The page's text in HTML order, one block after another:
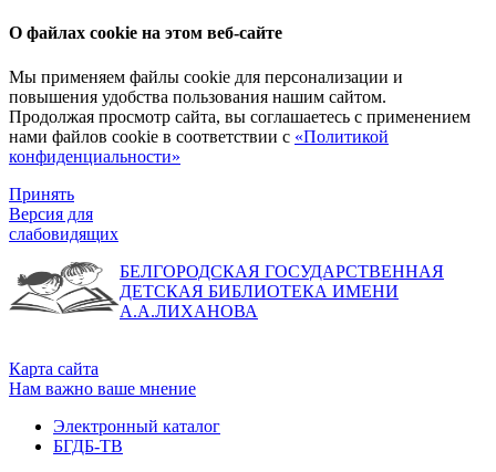
О файлах cookie на этом веб-сайте
Мы применяем файлы cookie для персонализации и
повышения удобства пользования нашим сайтом.
Продолжая просмотр сайта, вы соглашаетесь с применением
нами файлов cookie в соответствии с «Политикой
конфиденциальности»
Принять
Версия для
слабовидящих
БЕЛГОРОДСКАЯ ГОСУДАРСТВЕННАЯ
ДЕТСКАЯ БИБЛИОТЕКА ИМЕНИ
А.А.ЛИХАНОВА
Карта сайта
Нам важно ваше мнение
Электронный каталог
БГДБ-ТВ